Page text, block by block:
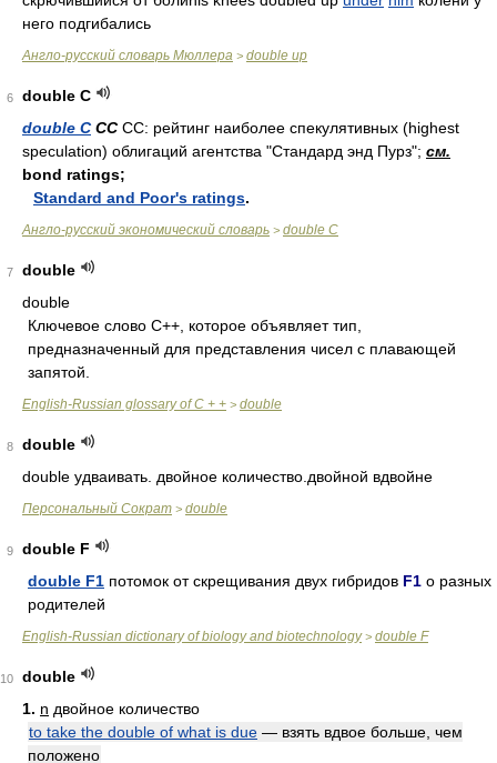
него подгибались
Англо-русский словарь Мюллера > double up
6
double С
double С CCCC: рейтинг наиболее спекулятивных (highest
speculation) облигаций агентства "Стандард энд Пурз"; см.
bond ratings;
Standard and Poor's ratings.
Англо-русский экономический словарь > double С
7
double
double
Ключевое слово C++, которое объявляет тип,
предназначенный для представления чисел с плавающей
запятой.
English-Russian glossary of C + + > double
8
double
double удваивать. двойное количество.двойной вдвойне
Персональный Сократ > double
9
double F
double F1 потомок от скрещивания двух гибридов F1 о разных
родителей
English-Russian dictionary of biology and biotechnology> double F
10
double
1. n двойное количество
to take the double of what is due — взять вдвое больше, чем
положено